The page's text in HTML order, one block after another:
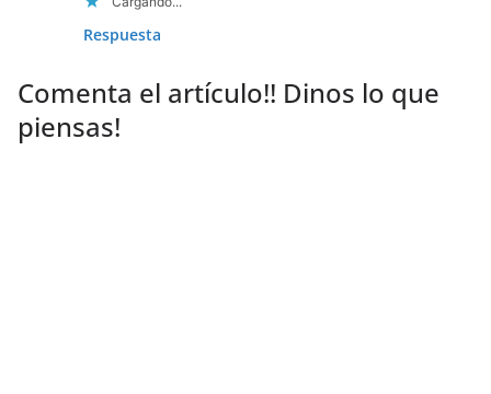
Respuesta
Comenta el artículo!! Dinos lo que
piensas!